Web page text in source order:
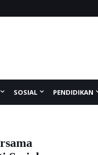
SOSIAL PENDIDIKAN